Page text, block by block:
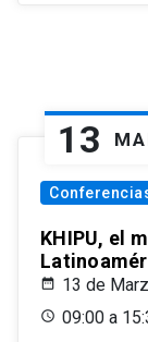
13
KHIPU, el
13 de
09:00 a